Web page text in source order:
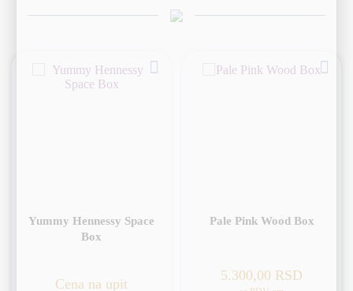
Yummy Hennessy Space
Box
Cena na upit
Pale Pink Wood Box
5.300,00 RSD